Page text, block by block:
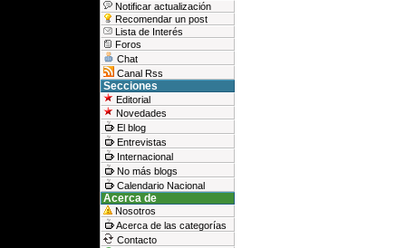
Notificar actualización
Recomendar un post
Lista de Interés
Foros
Chat
Canal Rss
Secciones
Editorial
Novedades
El blog
Entrevistas
Internacional
No más blogs
Calendario Nacional
Acerca de
Nosotros
Acerca de las categorías
Contacto